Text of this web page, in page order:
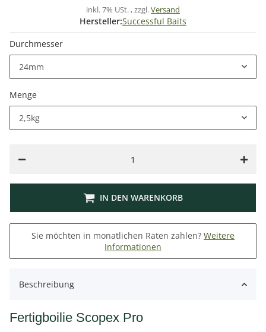
inkl. 7% USt. , zzgl.Versand
Hersteller:Successful Baits
Durchmesser
24mm
Menge
2,5kg
IN DEN WARENKORB
Sie möchten in monatlichen Raten zahlen? Weitere
Informationen
Beschreibung
Fertigboilie Scopex Pro